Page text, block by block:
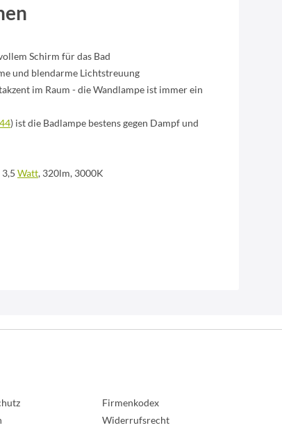
Schirm für das Bad
und blendarme Lichtstreuung
im Raum - die Wandlampe ist immer ein
) ist die Badlampe bestens gegen Dampf und
Watt, 320lm, 3000K
Firmenkodex
Widerrufsrecht